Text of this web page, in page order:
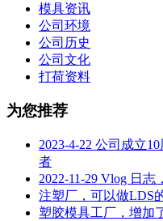
模具资讯
公司环境
公司历史
公司文化
打荷资料
为您推荐
2023-4-22 公司成立
者
2022-11-29 Vlog 日志
注塑厂，可以做LDS
塑胶模具工厂，增加